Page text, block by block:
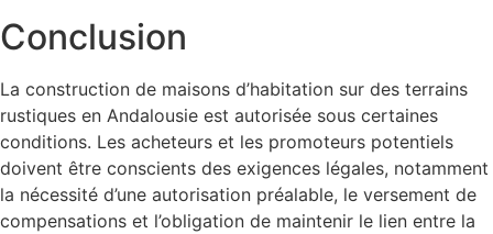
Conclusion
La construction de maisons d’habitation sur des terrains
rustiques en Andalousie est autorisée sous certaines
conditions. Les acheteurs et les promoteurs potentiels
doivent être conscients des exigences légales, notamment
la nécessité d’une autorisation préalable, le versement de
compensations et l’obligation de maintenir le lien entre la